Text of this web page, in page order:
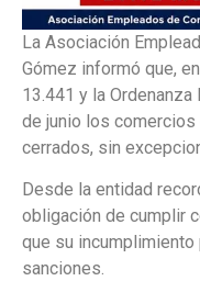
La Asociación
Gómez informó que,
13.441 y la
de junio los comercios
cerrados, sin
Desde la entidad
obligación de cumplir
que su
sanciones.